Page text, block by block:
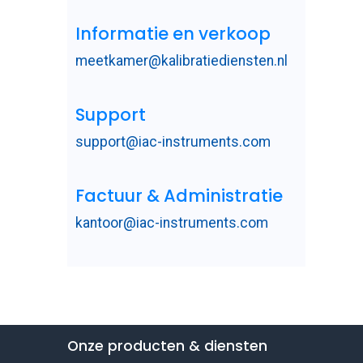
Informatie en verkoop
meetkamer@kalibratiediensten.nl
Support
support@iac-instruments.com
Factuur & Administratie
kantoor@iac-instruments.com
Onze producten & diensten